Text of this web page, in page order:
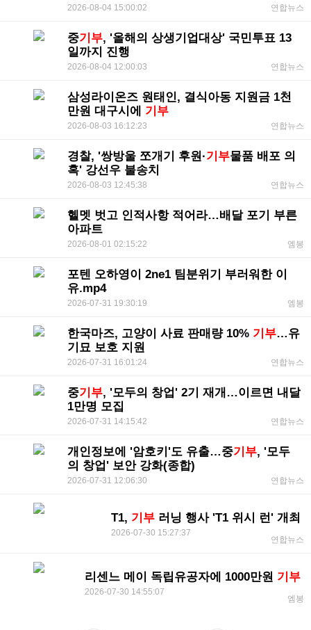
2026-08-04 15:00:02 연합뉴스
중기부, '올해의 상생기업대상' 국민투표 13
일까지 진행
2026-08-04 12:00:03 연합뉴스
삼성라이온즈 원태인, 결식아동 지원금 1천
만원 대구시에 기부
2026-08-03 16:12:23 연합뉴스
경찰, '쌍방울 쪼개기 후원·기부물품 배포 의
혹' 강선우 불송치
2026-08-03 12:45:38 연합뉴스
헬멧 벗고 인적사항 적어라…배달 포기 부른
아파트
2026-08-01 02:15:22 엠봉
포텐 오하영이 2ne1 팀분위기 부러워한 이
유.mp4
2026-07-31 19:30:19 엠봉
한국마즈, 고양이 사료 판매량 10% 기부…유
기묘 보호 지원
2026-07-31 16:01:24 연합뉴스
중기부, '모두의 창업' 2기 재개…이르면 내달
1만명 모집
2026-07-31 14:15:42 연합뉴스
개인정보에 '암호키'도 유출…중기부, '모두
의 창업' 보안 강화(종합)
2026-07-31 12:06:30 연합뉴스
T1, 기부 러닝 행사 'T1 위시 런' 개최
2026-07-30 15:27:37
연합뉴스
리센느 메이 독립유공자에 1000만원 기부
2026-07-30 14:55:07
엠봉